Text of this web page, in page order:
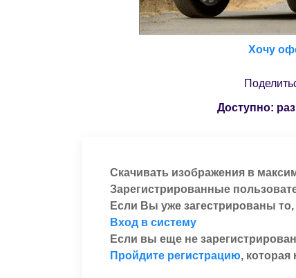
Хочу
Доступно:
Скачивать изображения в
Зарегистрированные
Если Вы уже загестрированы
Вход в систему
Если вы еще не
Пройдите регистрацию, которая